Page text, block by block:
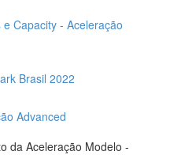
Capacity - Aceleração
Brasil 2022
Advanced
da Aceleração Modelo -